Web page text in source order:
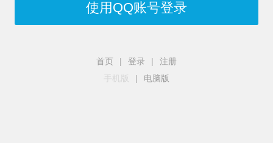
使用QQ账号登录
首页 | 登录 |
注册
手机版
| 电脑版